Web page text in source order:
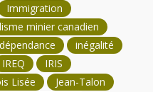
Immigration
minier canadien
inégalité
IREQ
IRIS
Lisée
Jean-Talon